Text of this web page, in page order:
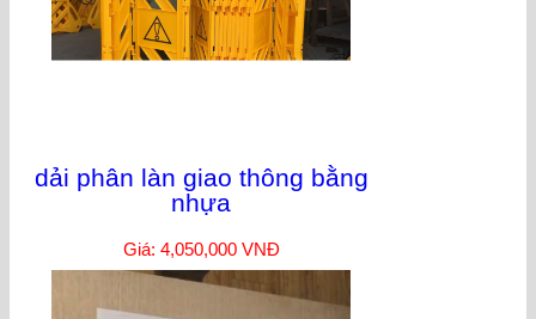
dải phân làn giao thông bằng
nhựa
Giá: 4,050,000 VNĐ